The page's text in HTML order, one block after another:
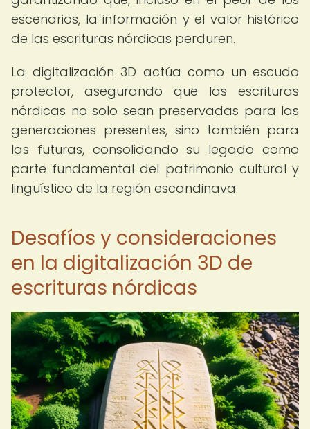
escenarios, la información y el valor histórico
de las escrituras nórdicas perduren.
La digitalización 3D actúa como un escudo
protector, asegurando que las escrituras
nórdicas no solo sean preservadas para las
generaciones presentes, sino también para
las futuras, consolidando su legado como
parte fundamental del patrimonio cultural y
lingüístico de la región escandinava.
Desafíos y consideraciones
en la digitalización 3D de
escrituras nórdicas